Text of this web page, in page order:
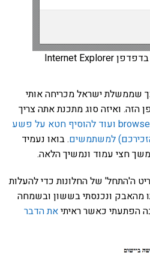
בשלב זה, הישום תומך בדפדפן Internet Explorer
שממשלת ישראל מכריחה אותי
הזה. ואיזה סוג מתכנת אתה צריך
לעשות browser detection ועוד להוסיף חטא על פשע
. בואו נעמיד
חצי עמוד ונמשיך הלאה.
ה'התחל' של החלונות כדי להעלות
מהאבק ונכנסתי בששון ובשמחה
הפתעתי כאשר ראיתיאת הדבר